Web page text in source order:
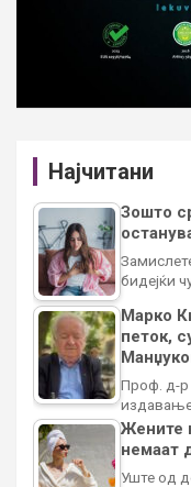
Најчитани
Зошто
бидејќи
Марко
петок,
Проф. д-р
Жените
немаат
Уште од